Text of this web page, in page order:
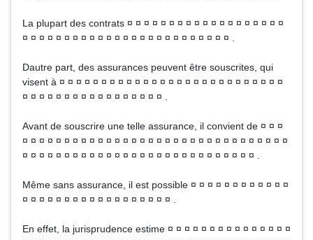
La plupart des contrats ¤ ¤ ¤ ¤ ¤ ¤ ¤ ¤ ¤ ¤ ¤ ¤ ¤ ¤ ¤ ¤ ¤ ¤ ¤
¤ ¤ ¤ ¤ ¤ ¤ ¤ ¤ ¤ ¤ ¤ ¤ ¤ ¤ ¤ ¤ ¤ ¤ ¤ ¤ ¤ ¤ ¤ ¤ ¤ .
Dautre part, des assurances peuvent être souscrites, qui
visent à ¤ ¤ ¤ ¤ ¤ ¤ ¤ ¤ ¤ ¤ ¤ ¤ ¤ ¤ ¤ ¤ ¤ ¤ ¤ ¤ ¤ ¤ ¤ ¤ ¤ ¤ ¤
¤ ¤ ¤ ¤ ¤ ¤ ¤ ¤ ¤ ¤ ¤ ¤ ¤ ¤ ¤ ¤ ¤ .
Avant de souscrire une telle assurance, il convient de ¤ ¤ ¤
¤ ¤ ¤ ¤ ¤ ¤ ¤ ¤ ¤ ¤ ¤ ¤ ¤ ¤ ¤ ¤ ¤ ¤ ¤ ¤ ¤ ¤ ¤ ¤ ¤ ¤ ¤ ¤ ¤ ¤ ¤ ¤
¤ ¤ ¤ ¤ ¤ ¤ ¤ ¤ ¤ ¤ ¤ ¤ ¤ ¤ ¤ ¤ ¤ ¤ ¤ ¤ ¤ ¤ ¤ ¤ ¤ ¤ ¤ ¤ .
Même sans assurance, il est possible ¤ ¤ ¤ ¤ ¤ ¤ ¤ ¤ ¤ ¤ ¤ ¤
¤ ¤ ¤ ¤ ¤ ¤ ¤ ¤ ¤ ¤ ¤ ¤ ¤ ¤ ¤ ¤ ¤ ¤ .
En effet, la jurisprudence estime ¤ ¤ ¤ ¤ ¤ ¤ ¤ ¤ ¤ ¤ ¤ ¤ ¤ ¤ ¤